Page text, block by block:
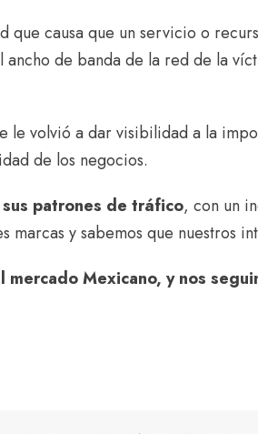
que causa que un servicio o
de banda de la red de la
le volvió a dar visibilidad a la
de los negocios.
patrones de tráfico, con un
y sabemos que nuestros
Mexicano, y nos